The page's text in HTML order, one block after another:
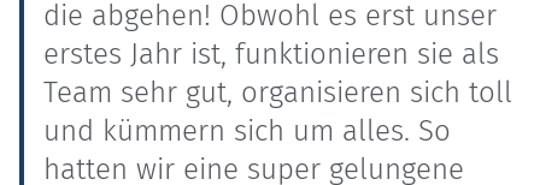
die abgehen! Obwohl es erst unser
erstes Jahr ist, funktionieren sie als
Team sehr gut, organisieren sich toll
und kümmern sich um alles. So
hatten wir eine super gelungene